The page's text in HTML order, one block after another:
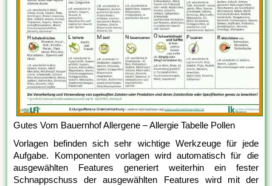
Gutes Vom Bauernhof Allergene – Allergie Tabelle Pollen
Vorlagen befinden sich sehr wichtige Werkzeuge für jede
Aufgabe. Komponenten vorlagen wird automatisch für die
ausgewählten Features generiert weiterhin ein fester
Schnappschuss der ausgewählten Features wird mit der